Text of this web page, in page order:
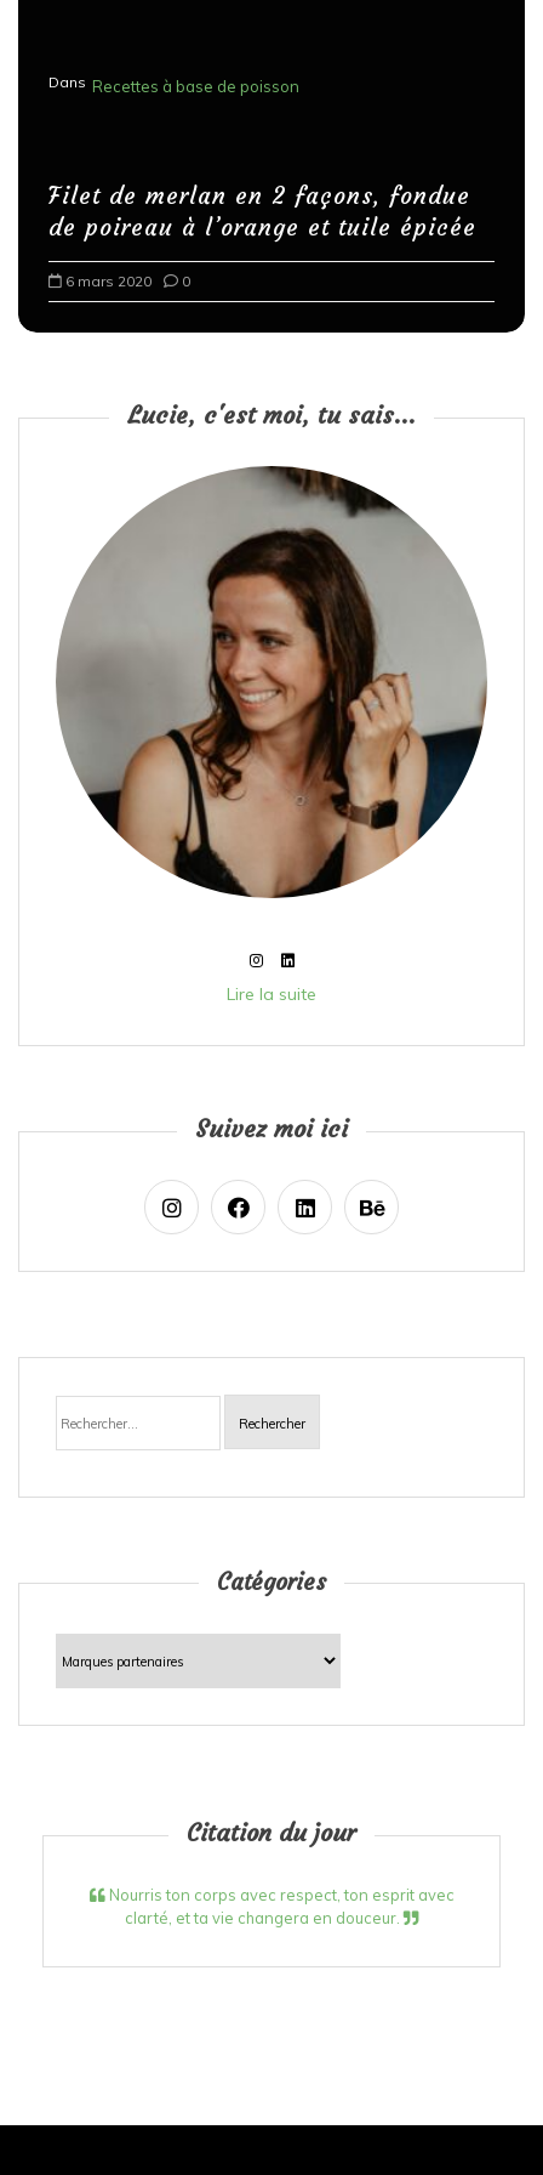
Dans Recettes à base de poisson
Filet de merlan en 2 façons, fondue
de poireau à l’orange et tuile épicée
6 mars 2020 0
Lucie, c'est moi, tu sais...
Lire la suite
Suivez moi ici
Rechercher :
Catégories
Catégories
Citation du jour
Nourris ton corps avec respect, ton esprit avec
clarté, et ta vie changera en douceur.